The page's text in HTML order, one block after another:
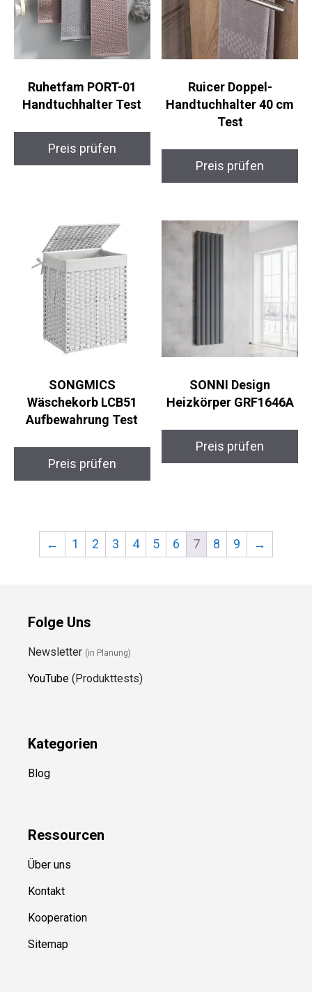
Ruhetfam PORT-01
Handtuchhalter Test
Preis prüfen
Ruicer Doppel-
Handtuchhalter 40 cm
Test
Preis prüfen
SONGMICS
Wäschekorb LCB51
Aufbewahrung Test
Preis prüfen
SONNI Design
Heizkörper GRF1646A
Preis prüfen
← 1 2 3 4 5 6 7 8 9 →
Folge Uns
Newsletter (in Planung)
YouTube (Produkttests)
Kategorien
Blog
Ressourcen
Über uns
Kontakt
Kooperation
Sitemap